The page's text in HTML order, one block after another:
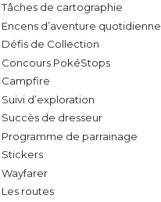
Tâches de cartographie
Encens d’aventure quotidienne
Défis de Collection
Concours PokéStops
Campfire
Suivi d’exploration
Succès de dresseur
Programme de parrainage
Stickers
Wayfarer
Les routes